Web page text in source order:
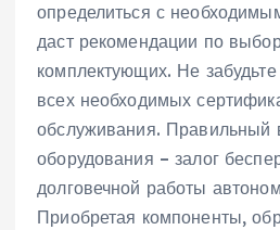
определиться с
даст рекомендации по
комплектующих. Не
всех необходимых
обслуживания. Правильный
оборудования – залог
долговечной работы
Приобретая компоненты‚